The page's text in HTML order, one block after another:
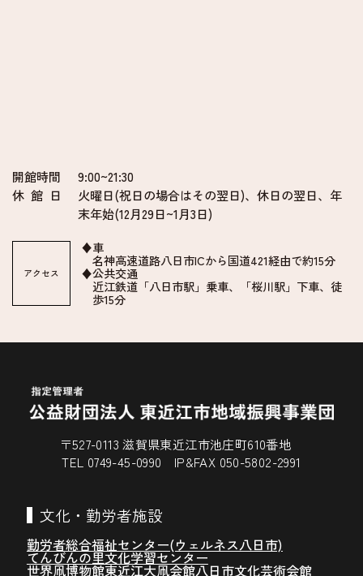
開館時間
9:00~21:30
休 館 日
火曜日(祝日の場合はその翌日)、 休日の翌日、年
末年始(12月29日~1月3日)
アクセス
♦車
名神高速道路八日市ICから国道421経由で約15分
♦公共交通
近江鉄道「八日市駅」乗車、「桜川駅」下車、徒
歩15分
〒527-0113 滋賀県東近江市池庄町610番地
TEL 0749-45-0990 IP&FAX 050-5802-2991
文化・勤労者施設
勤労者総合福祉センター(ウェルネス八日市)
てんびんの里文化学習センター
世界凧博物館東近江大凧会館八日市文化芸術会館